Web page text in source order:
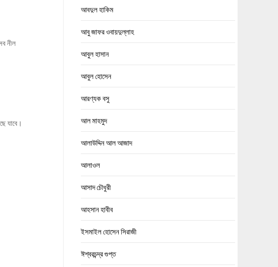
নীল
যাবে।
আবদুল হাকিম
আবু জাফর ওবায়দুল্লাহ
আবুল হাসান
আবুল হোসেন
আরণ্যক বসু
আল মাহমুদ
আলাউদ্দিন আল আজাদ
আলাওল
আসাদ চৌধুরী
আহসান হাবীব
ইসমাইল হোসেন সিরাজী
ঈশ্বরচন্দ্র গুপ্ত